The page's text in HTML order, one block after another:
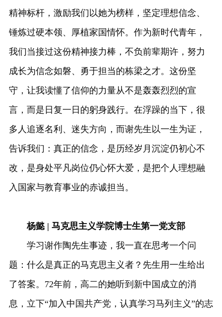
精神标杆，激励我们以她为榜样，坚定理想信念、
锤炼过硬本领、厚植家国情怀。作为新时代青年，
我们当接过这份精神接力棒，不负前辈期许，努力
成长为信念如磐、勇于担当的栋梁之才。这份坚
守，让我读懂了信仰的力量从不是轰轰烈烈的宣
言，而是日复一日的躬身践行。在浮躁的当下，很
多人追逐名利、迷失方向，而谢先生以一生为证，
告诉我们：真正的信念，是历经岁月沉淀仍初心不
改，是身处平凡岗位仍心怀大爱，是把个人理想融
入国家与教育事业的赤诚担当。
杨懿 | 马克思主义学院博士生第一党支部
学习谢作陶先生事迹，我一直在思考一个问
题：什么是真正的马克思主义者？先生用一生给出
了答案。72年前，高二的她听到新中国成立的消
息，立下“加入中国共产党，认真学习马列主义”的志